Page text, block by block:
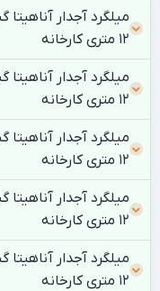
12 متری کارخانه
12 متری کارخانه
12 متری کارخانه
12 متری کارخانه
12 متری کارخانه